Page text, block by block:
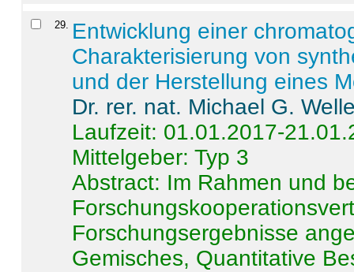
29. Entwicklung einer
Charakterisierung von
und der Herstellung eines
Dr. rer. nat. Michael G.
Laufzeit: 01.01.2017-
Mittelgeber: Typ 3
Abstract: Im Rahmen und
Forschungsergebnisse
Gemisches, Quantitative